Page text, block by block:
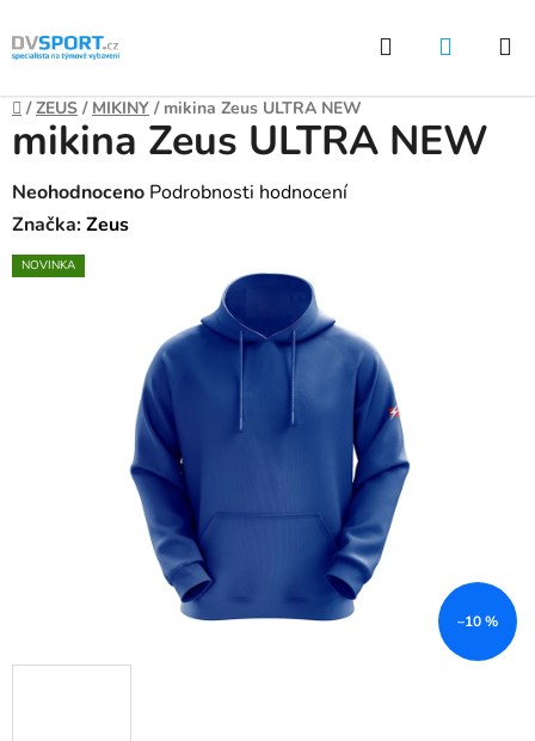
Přejít
na
Hledat
Domů
/ ZEUS / MIKINY / mikina Zeus ULTRA NEW
mikina Zeus ULTRA NEW
Průměrné
hodnocení
produktu
Neohodnoceno Podrobnosti hodnocení
Značka:Zeus
NOVINKA
–10 %